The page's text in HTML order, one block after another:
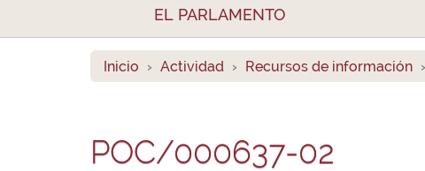
EL PARLAMENTO
Inicio Actividad Recursos de información
POC/000637-02